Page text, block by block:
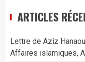
ARTICLES
Lettre de Aziz
Affaires islamiques,